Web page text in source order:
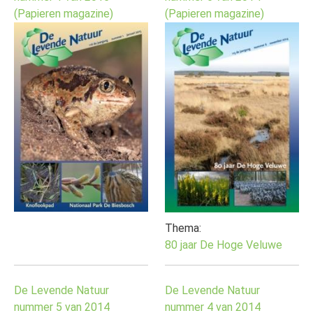
(Papieren magazine)
(Papieren magazine)
Thema:
80 jaar De Hoge Veluwe
De Levende Natuur
nummer 5 van 2014
De Levende Natuur
nummer 4 van 2014